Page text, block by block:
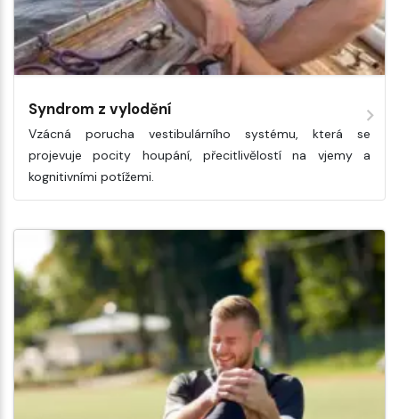
Syndrom z vylodění
Vzácná porucha vestibulárního systému, která se
projevuje pocity houpání, přecitlivělostí na vjemy a
kognitivními potížemi.